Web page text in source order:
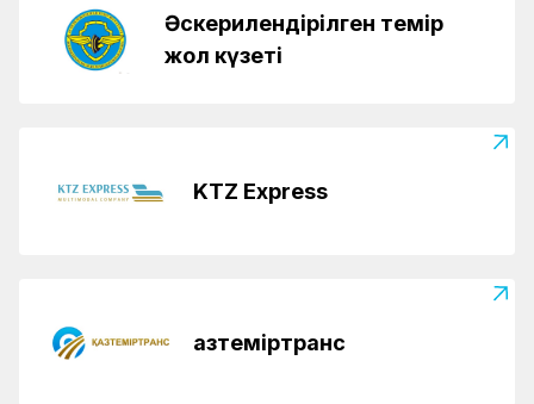
Әскерилендірілген темір
жол күзеті
KTZ Express
Қазтеміртранс